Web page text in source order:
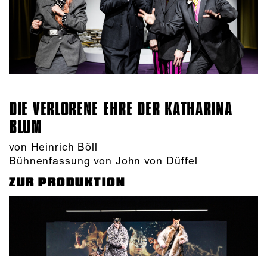
DIE VERLORENE EHRE DER KATHARINA
BLUM
von Heinrich Böll
Bühnenfassung von John von Düffel
ZUR PRODUKTION